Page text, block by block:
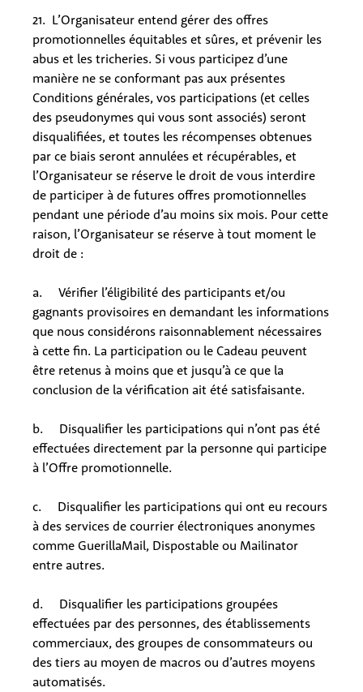
21. L’Organisateur entend gérer des offres
promotionnelles équitables et sûres, et prévenir les
abus et les tricheries. Si vous participez d’une
manière ne se conformant pas aux présentes
Conditions générales, vos participations (et celles
des pseudonymes qui vous sont associés) seront
disqualifiées, et toutes les récompenses obtenues
par ce biais seront annulées et récupérables, et
l’Organisateur se réserve le droit de vous interdire
de participer à de futures offres promotionnelles
pendant une période d’au moins six mois. Pour cette
raison, l’Organisateur se réserve à tout moment le
droit de :
a. Vérifier l’éligibilité des participants et/ou
gagnants provisoires en demandant les informations
que nous considérons raisonnablement nécessaires
à cette fin. La participation ou le Cadeau peuvent
être retenus à moins que et jusqu’à ce que la
conclusion de la vérification ait été satisfaisante.
b. Disqualifier les participations qui n’ont pas été
effectuées directement par la personne qui participe
à l’Offre promotionnelle.
c. Disqualifier les participations qui ont eu recours
à des services de courrier électroniques anonymes
comme GuerillaMail, Dispostable ou Mailinator
entre autres.
d. Disqualifier les participations groupées
effectuées par des personnes, des établissements
commerciaux, des groupes de consommateurs ou
des tiers au moyen de macros ou d’autres moyens
automatisés.